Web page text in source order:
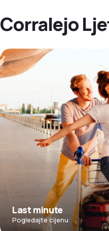
Corralejo
Last minute
Pogledajte cijenu